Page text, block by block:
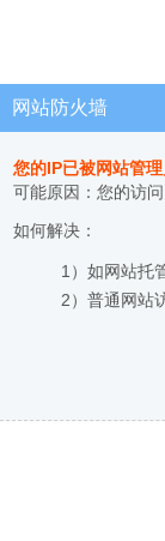
网站防火墙
您的IP已被网站管
可能原因：您的访
如何解决：
1）如网站托
2）普通网站